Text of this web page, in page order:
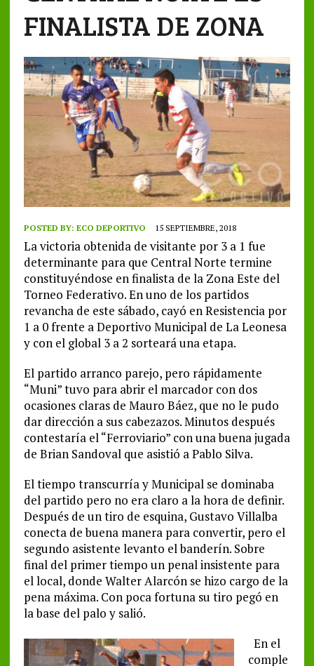
FINALISTA DE ZONA
POSTED BY: ECO DEPORTIVO 15 SEPTIEMBRE, 2018
La victoria obtenida de visitante por 3 a 1 fue
determinante para que Central Norte termine
constituyéndose en finalista de la Zona Este del
Torneo Federativo. En uno de los partidos
revancha de este sábado, cayó en Resistencia por
1 a 0 frente a Deportivo Municipal de La Leonesa
y con el global 3 a 2 sorteará una etapa.
El partido arranco parejo, pero rápidamente
“Muni” tuvo para abrir el marcador con dos
ocasiones claras de Mauro Báez, que no le pudo
dar dirección a sus cabezazos. Minutos después
contestaría el “Ferroviario” con una buena jugada
de Brian Sandoval que asistió a Pablo Silva.
El tiempo transcurría y Municipal se dominaba
del partido pero no era claro a la hora de definir.
Después de un tiro de esquina, Gustavo Villalba
conecta de buena manera para convertir, pero el
segundo asistente levanto el banderín. Sobre
final del primer tiempo un penal insistente para
el local, donde Walter Alarcón se hizo cargo de la
pena máxima. Con poca fortuna su tiro pegó en
la base del palo y salió.
En el
comple